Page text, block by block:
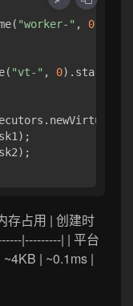
"worker-" , 0
"vt-" , 0
存占用 | 创建时
|---------| | 平台
| ~0.1ms |